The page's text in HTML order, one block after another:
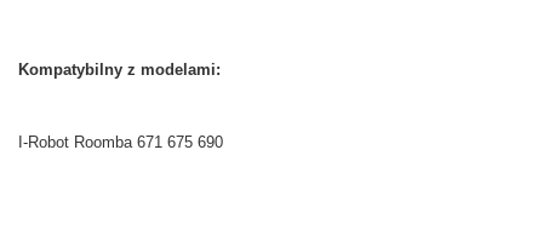
Kompatybilny z modelami:
I-Robot Roomba 671 675 690